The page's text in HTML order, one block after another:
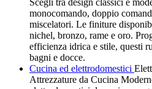
monocomando, doppio
miscelatori. Le finiture
nichel, bronzo, rame e oro.
efficienza idrica e stile, questi
bagni e docce.
Cucina ed elettrodomestici
Attrezzature da Cucina